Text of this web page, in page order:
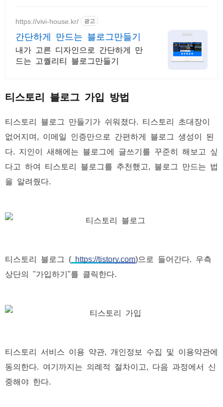
https://vivi-house.kr/ 광고
간단하게 만드는 블로그만들기
내가 고른 디자인으로 간단하게 만
드는 고퀄리티 블로그만들기
티스토리 블로그 가입 방법
티스토리 블로그 만들기가 쉬워졌다. 티스토리 초대장이
없어지며, 이메일 인증만으로 간편하게 블로그 생성이 된
다. 지인이 새해에는 블로그에 글쓰기를 꾸준히 해보고 싶
다고 하여 티스토리 블로그를 추천했고, 블로그 만드는 법
을 알려줬다.
티스토리 블로그 ( https://tistory.com)으로 들어간다. 우측
상단의 "가입하기"를 클릭한다.
티스토리 서비스 이용 약관, 개인정보 수집 및 이용약관에
동의한다. 여기까지는 의례적 절차이고, 다음 과정에서 신
중해야 한다.